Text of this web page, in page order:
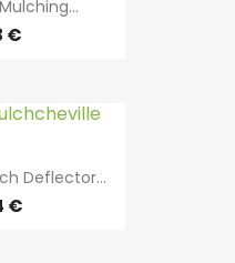
€
Deflector...
€